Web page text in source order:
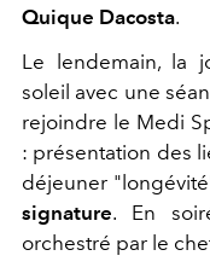
Quique Dacosta.
Le lendemain, la
soleil avec une
rejoindre le Medi
: présentation des
déjeuner
signature. En
orchestré par le